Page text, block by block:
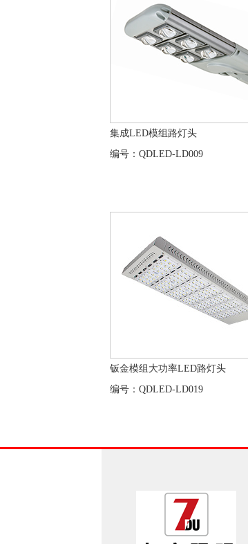
集成LED模组路灯头
编号：QDLED-LD009
钣金模组大功率LED路灯头
编号：QDLED-LD019